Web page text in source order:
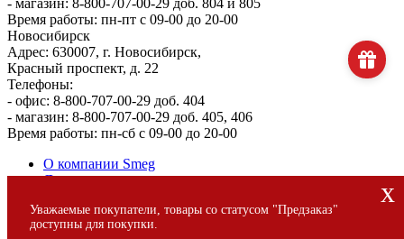
x
Уважаемые покупатели, товары со статусом "Предзаказ"
доступны для покупки.
- магазин: 8-800-707-00-29 доб. 804 и 805
Время работы: пн-пт с 09-00 до 20-00
Новосибирск
Адрес: 630007, г. Новосибирск,
Красный проспект, д. 22
Телефоны:
- офис: 8-800-707-00-29 доб. 404
- магазин: 8-800-707-00-29 доб. 405, 406
Время работы: пн-сб с 09-00 до 20-00
О компании Smeg
Доставка и оплата
Сервис